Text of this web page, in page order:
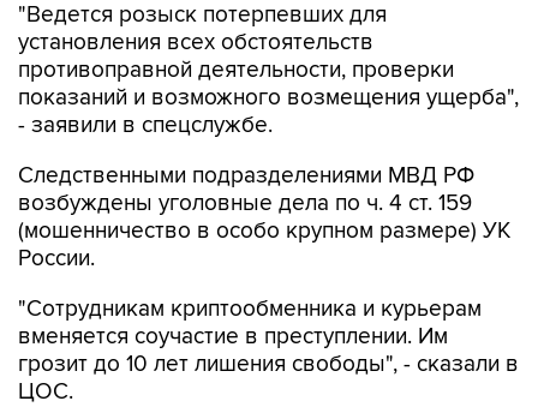
"Ведется розыск потерпевших для
установления всех обстоятельств
противоправной деятельности, проверки
показаний и возможного возмещения ущерба",
- заявили в спецслужбе.
Следственными подразделениями МВД РФ
возбуждены уголовные дела по ч. 4 ст. 159
(мошенничество в особо крупном размере) УК
России.
"Сотрудникам криптообменника и курьерам
вменяется соучастие в преступлении. Им
грозит до 10 лет лишения свободы", - сказали в
ЦОС.